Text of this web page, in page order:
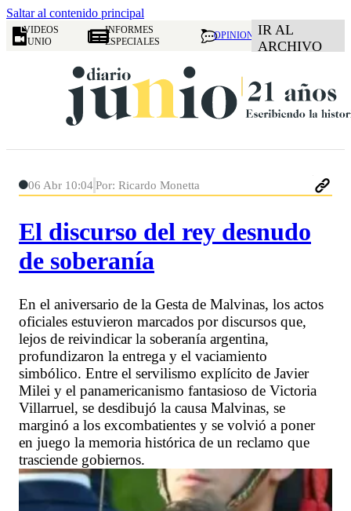
Saltar al contenido principal
VIDEOS
JUNIO
INFORMES
ESPECIALES
OPINION IR AL
ARCHIVO
06 Abr 10:04Por: Ricardo Monetta
El discurso del rey desnudo
de soberanía
En el aniversario de la Gesta de Malvinas, los actos
oficiales estuvieron marcados por discursos que,
lejos de reivindicar la soberanía argentina,
profundizaron la entrega y el vaciamiento
simbólico. Entre el servilismo explícito de Javier
Milei y el panamericanismo fantasioso de Victoria
Villarruel, se desdibujó la causa Malvinas, se
marginó a los excombatientes y se volvió a poner
en juego la memoria histórica de un reclamo que
trasciende gobiernos.